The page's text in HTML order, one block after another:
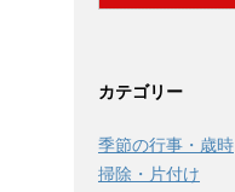
カテゴリー
季節の行事・歳時
掃除・片付け